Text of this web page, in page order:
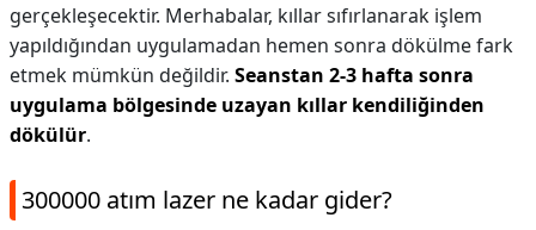
gerçekleşecektir. Merhabalar, kıllar sıfırlanarak işlem
yapıldığından uygulamadan hemen sonra dökülme fark
etmek mümkün değildir. Seanstan 2-3 hafta sonra
uygulama bölgesinde uzayan kıllar kendiliğinden
dökülür.
300000 atım lazer ne kadar gider?